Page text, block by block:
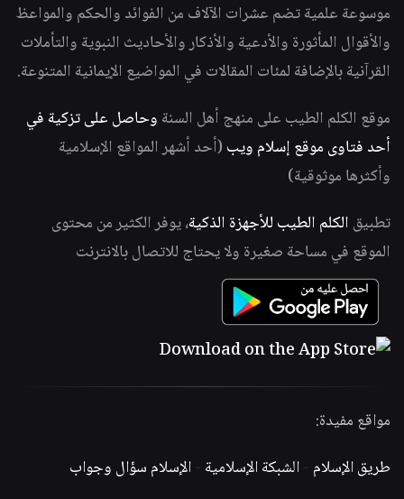
موسوعة علمية تضم عشرات الآلاف من الفوائد والحكم والمواعظ
والأقوال المأثورة والأدعية والأذكار والأحاديث النبوية والتأملات
القرآنية بالإضافة لمئات المقالات في المواضيع الإيمانية المتنوعة.
موقع الكلم الطيب على منهج أهل السنة وحاصل على تزكية في
أحد فتاوى موقع إسلام ويب (أحد أشهر المواقع الإسلامية
وأكثرها موثوقية)
تطبيق الكلم الطيب للأجهزة الذكية، يوفر الكثير من محتوى
الموقع في مساحة صغيرة ولا يحتاج للاتصال بالانترنت
مواقع مفيدة:
طريق الإسلام -الشبكة الإسلامية -الإسلام سؤال وجواب